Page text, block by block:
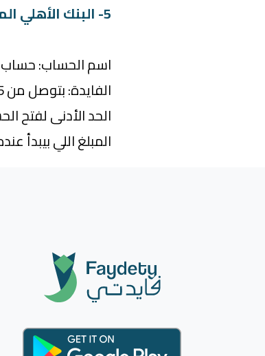
5- البنك الأهلي المصري National Bank of Egypt
اسم الحساب: حساب
الفايدة: بتوصل من 4.75% لـ 5.25% سنوياً
الحد الأدنى لفتح الحساب:
المبلغ اللي بيبدأ عنده